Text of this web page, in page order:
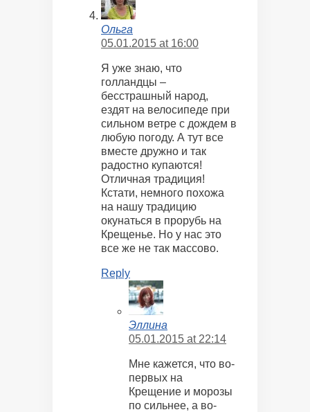
Ольга
05.01.2015 at 16:00
Я уже знаю, что
голландцы –
бесстрашный народ,
ездят на велосипеде при
сильном ветре с дождем в
любую погоду. А тут все
вместе дружно и так
радостно купаются!
Отличная традиция!
Кстати, немного похожа
на нашу традицию
окунаться в прорубь на
Крещенье. Но у нас это
все же не так массово.
Reply
Эллина
05.01.2015 at 22:14
Мне кажется, что во-
первых на
Крещение и морозы
по сильнее, а во-